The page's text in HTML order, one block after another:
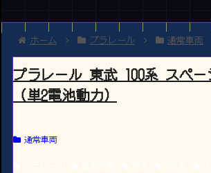
ホーム プラレール 通常車両
プラレール 東武 100系 スペー
（単2電池動力）
通常車両